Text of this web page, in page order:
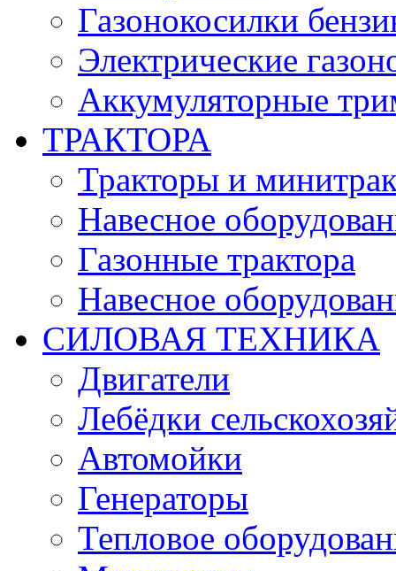
Газонокосилки
Электрические
Аккумуляторные
ТРАКТОРА
Тракторы и
Навесное
Газонные трактора
Навесное
СИЛОВАЯ ТЕХНИКА
Двигатели
Лебёдки
Автомойки
Генераторы
Тепловое